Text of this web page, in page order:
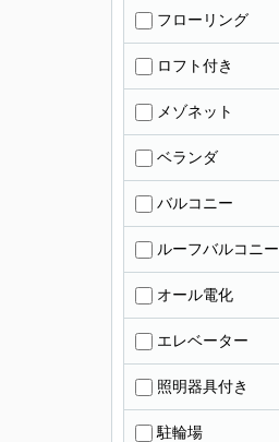
フローリング
ロフト付き
メゾネット
ベランダ
バルコニー
ルーフバルコニー
オール電化
エレベーター
照明器具付き
駐輪場